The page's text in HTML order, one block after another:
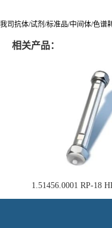
我司抗体/试剂/标准品/中间体/色谱
相关产品：
1.51456.0001 RP-18